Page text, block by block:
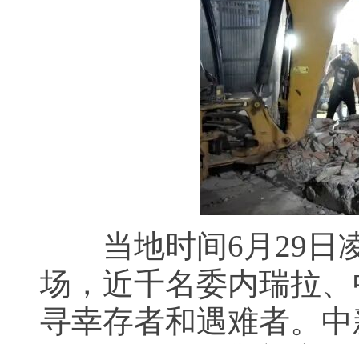
当地时间6月29日凌
场，近千名委内瑞拉
寻幸存者和遇难者。